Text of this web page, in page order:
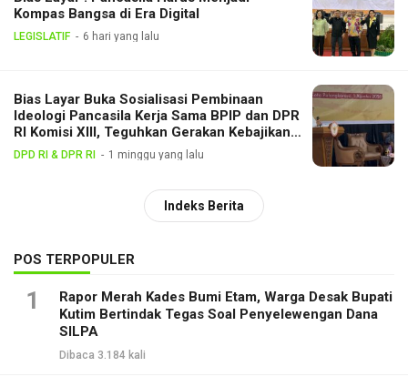
Kompas Bangsa di Era Digital
LEGISLATIF 6 hari yang lalu
Bias Layar Buka Sosialisasi Pembinaan
Ideologi Pancasila Kerja Sama BPIP dan DPR
RI Komisi XIII, Teguhkan Gerakan Kebajikan
Pancasila di Tengah Masyarakat
DPD RI & DPR RI 1 minggu yang lalu
Indeks Berita
POS TERPOPULER
1
Rapor Merah Kades Bumi Etam, Warga Desak Bupati
Kutim Bertindak Tegas Soal Penyelewengan Dana
SILPA
Dibaca 3.184 kali